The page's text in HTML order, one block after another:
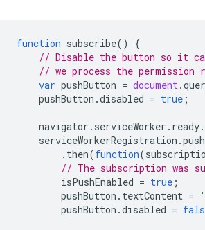
function subscribe()
{
// Disable the button so it
// we process the permission
var pushButton = document.
pushButton .disabled = true ;
navigator . serviceWorker . ready.
serviceWorkerRegistration .
. then(function(
// The subscription was
isPushEnabled = true ;
pushButton . textContent =
pushButton .disabled =